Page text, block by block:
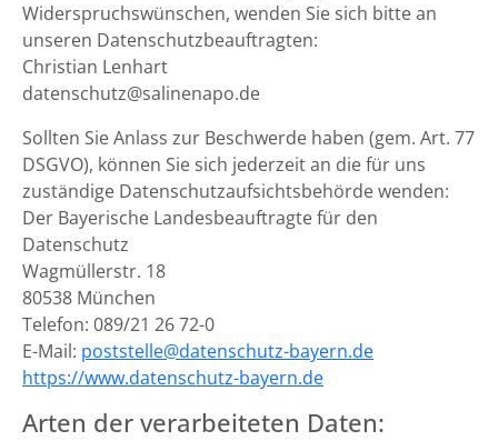
Widerspruchswünschen, wenden Sie sich bitte an
unseren Datenschutzbeauftragten:
Christian Lenhart
datenschutz@salinenapo.de
Sollten Sie Anlass zur Beschwerde haben (gem. Art. 77
DSGVO), können Sie sich jederzeit an die für uns
zuständige Datenschutzaufsichtsbehörde wenden:
Der Bayerische Landesbeauftragte für den
Datenschutz
Wagmüllerstr. 18
80538 München
Telefon: 089/21 26 72-0
E-Mail: poststelle@datenschutz-bayern.de
https://www.datenschutz-bayern.de
Arten der verarbeiteten Daten: